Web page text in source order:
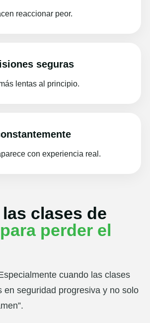
reaccionar peor.
seguras
lentas al principio.
con experiencia real.
clases de
para perder el
cuando las clases
en seguridad progresiva y no solo